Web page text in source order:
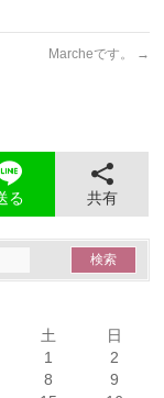
Marcheです。 →
る 共有
土 日
1
2
8
9